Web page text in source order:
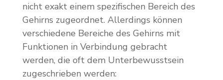
nicht exakt einem spezifischen Bereich des
Gehirns zugeordnet. Allerdings können
verschiedene Bereiche des Gehirns mit
Funktionen in Verbindung gebracht
werden, die oft dem Unterbewusstsein
zugeschrieben werden: